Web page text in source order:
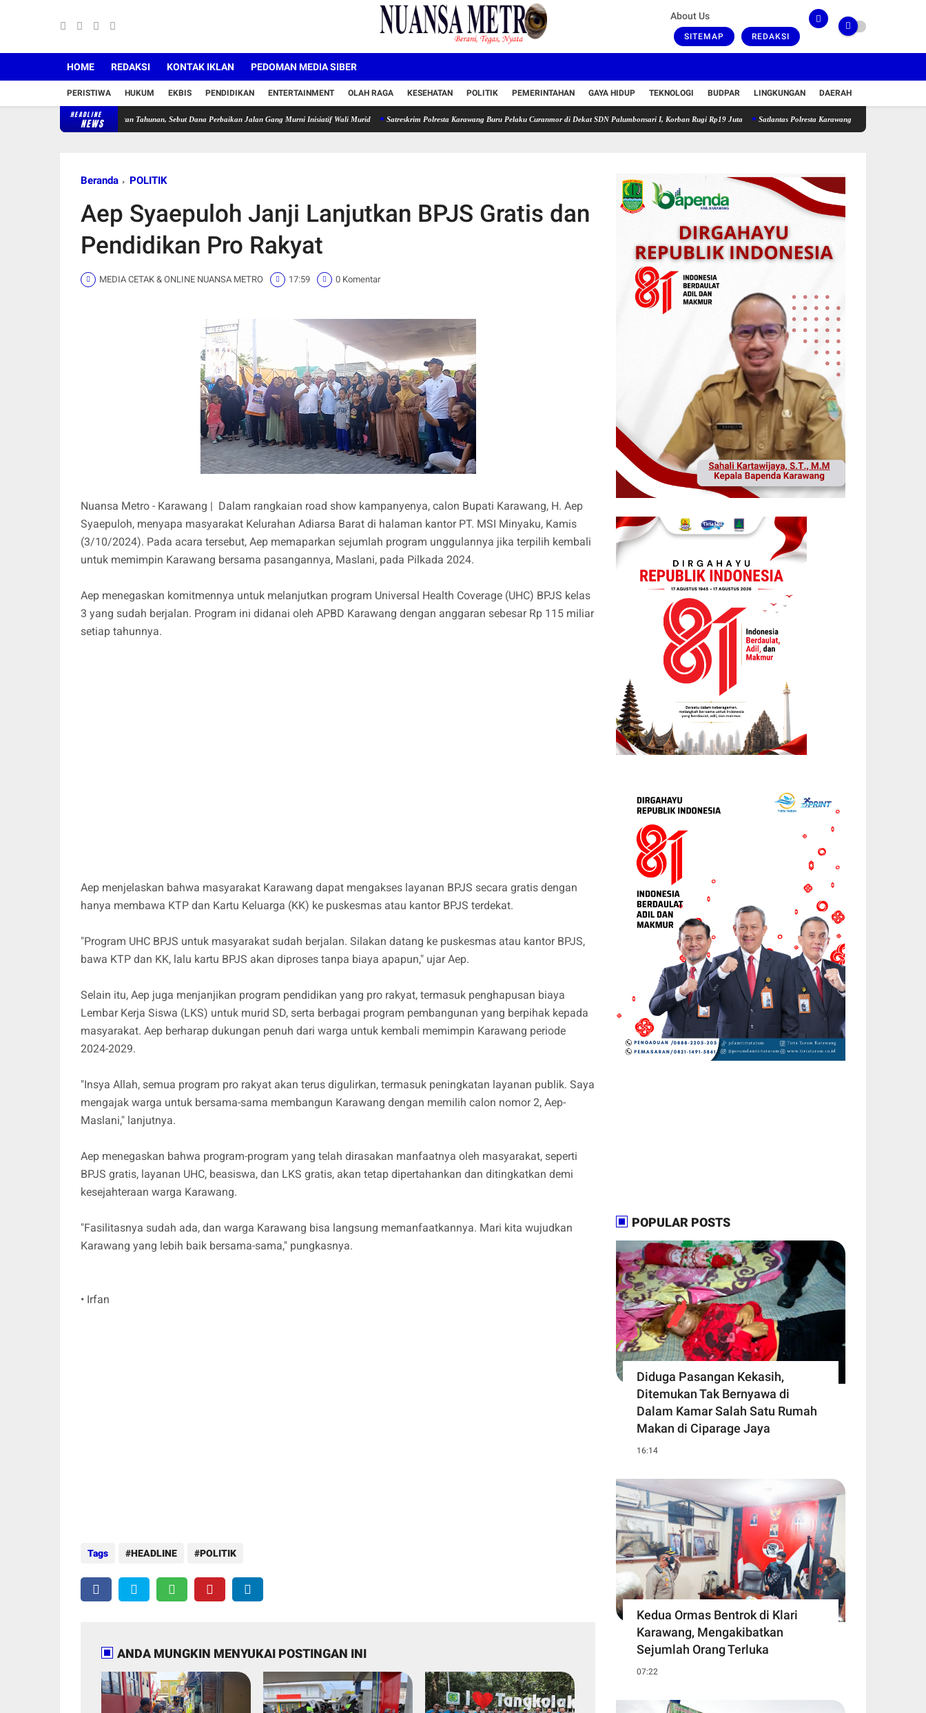
About Us
SITEMAP REDAKSI
HOME REDAKSI KONTAK IKLAN PEDOMAN MEDIA SIBER
PERISTIWA HUKUM EKBIS PENDIDIKAN ENTERTAINMENT OLAH RAGA KESEHATAN POLITIK PEMERINTAHAN GAYA HIDUP TEKNOLOGI BUDPAR LINGKUNGAN DAERAH
HEADLINE
NEWS
Bantah Dugaan Pungutan Tahunan, Sebut Dana Perbaikan Jalan Gang Murni Inisiatif Wali Murid Satreskrim Polresta Karawang Buru Pelaku Curanmor di Dekat SDN Palumbonsari I, Korban Rugi Rp19 Juta Satlantas Polresta Karawang Sigap Bantu Pengendara Motor
Beranda POLITIK
Aep Syaepuloh Janji Lanjutkan BPJS Gratis dan
Pendidikan Pro Rakyat
MEDIA CETAK & ONLINE NUANSA METRO 17:59 0 Komentar
Nuansa Metro - Karawang | Dalam rangkaian road show kampanyenya, calon Bupati Karawang, H. Aep
Syaepuloh, menyapa masyarakat Kelurahan Adiarsa Barat di halaman kantor PT. MSI Minyaku, Kamis
(3/10/2024). Pada acara tersebut, Aep memaparkan sejumlah program unggulannya jika terpilih kembali
untuk memimpin Karawang bersama pasangannya, Maslani, pada Pilkada 2024.
Aep menegaskan komitmennya untuk melanjutkan program Universal Health Coverage (UHC) BPJS kelas
3 yang sudah berjalan. Program ini didanai oleh APBD Karawang dengan anggaran sebesar Rp 115 miliar
setiap tahunnya.
Aep menjelaskan bahwa masyarakat Karawang dapat mengakses layanan BPJS secara gratis dengan
hanya membawa KTP dan Kartu Keluarga (KK) ke puskesmas atau kantor BPJS terdekat.
"Program UHC BPJS untuk masyarakat sudah berjalan. Silakan datang ke puskesmas atau kantor BPJS,
bawa KTP dan KK, lalu kartu BPJS akan diproses tanpa biaya apapun," ujar Aep.
Selain itu, Aep juga menjanjikan program pendidikan yang pro rakyat, termasuk penghapusan biaya
Lembar Kerja Siswa (LKS) untuk murid SD, serta berbagai program pembangunan yang berpihak kepada
masyarakat. Aep berharap dukungan penuh dari warga untuk kembali memimpin Karawang periode
2024-2029.
"Insya Allah, semua program pro rakyat akan terus digulirkan, termasuk peningkatan layanan publik. Saya
mengajak warga untuk bersama-sama membangun Karawang dengan memilih calon nomor 2, Aep-
Maslani," lanjutnya.
Aep menegaskan bahwa program-program yang telah dirasakan manfaatnya oleh masyarakat, seperti
BPJS gratis, layanan UHC, beasiswa, dan LKS gratis, akan tetap dipertahankan dan ditingkatkan demi
kesejahteraan warga Karawang.
"Fasilitasnya sudah ada, dan warga Karawang bisa langsung memanfaatkannya. Mari kita wujudkan
Karawang yang lebih baik bersama-sama," pungkasnya.
• Irfan
Tags HEADLINE POLITIK
ANDA MUNGKIN MENYUKAI POSTINGAN INI
POPULAR POSTS
Diduga Pasangan Kekasih,
Ditemukan Tak Bernyawa di
Dalam Kamar Salah Satu Rumah
Makan di Ciparage Jaya
16:14
Kedua Ormas Bentrok di Klari
Karawang, Mengakibatkan
Sejumlah Orang Terluka
07:22